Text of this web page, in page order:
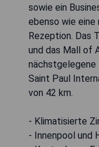
sowie ein
ebenso wie eine
Rezeption. Das
und das Mall of
nächstgelegene
Saint Paul
von 42 km.
- Klimatisierte
- Innenpool und